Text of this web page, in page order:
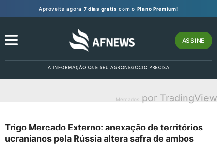
Aproveite agora 7 dias grátis com o Plano Premium!
ASSINE
Mercados por TradingView
Trigo Mercado Externo: anexação de territórios
ucranianos pela Rússia altera safra de ambos